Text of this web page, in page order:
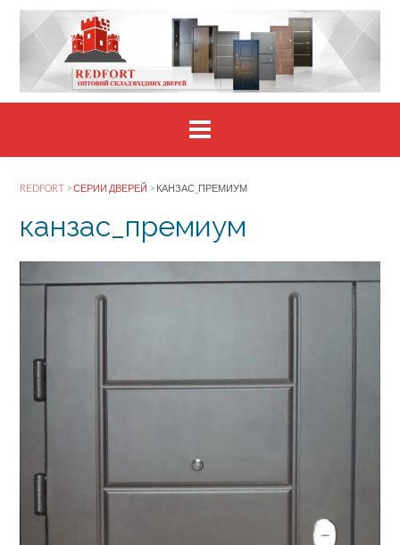
Skip
content
REDFORT >СЕРИИ ДВЕРЕЙ > КАНЗАС_ПРЕМИУМ
канзас_премиум